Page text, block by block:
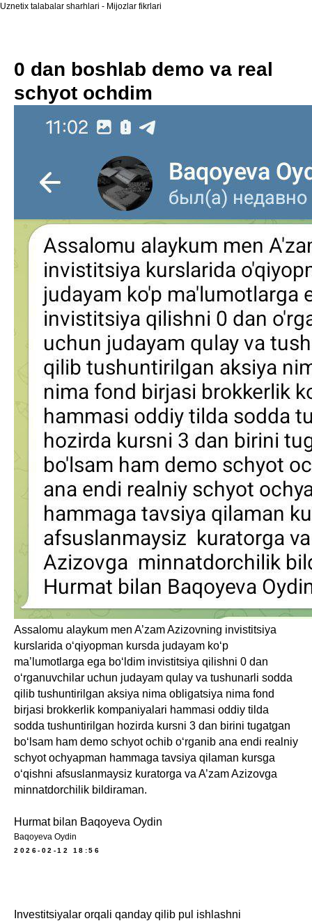
Uznetix talabalar sharhlari - Mijozlar fikrlari
0 dan boshlab demo va real
schyot ochdim
Assalomu alaykum men A’zam Azizovning invistitsiya
kurslarida o‘qiyopman kursda judayam ko‘p
ma’lumotlarga ega bo‘ldim invistitsiya qilishni 0 dan
o‘rganuvchilar uchun judayam qulay va tushunarli sodda
qilib tushuntirilgan aksiya nima obligatsiya nima fond
birjasi brokkerlik kompaniyalari hammasi oddiy tilda
sodda tushuntirilgan hozirda kursni 3 dan birini tugatgan
bo‘lsam ham demo schyot ochib o‘rganib ana endi realniy
schyot ochyapman hammaga tavsiya qilaman kursga
o‘qishni afsuslanmaysiz kuratorga va A’zam Azizovga
minnatdorchilik bildiraman.
Hurmat bilan Baqoyeva Oydin
Baqoyeva Oydin
2026-02-12 18:56
Investitsiyalar orqali qanday qilib pul ishlashni